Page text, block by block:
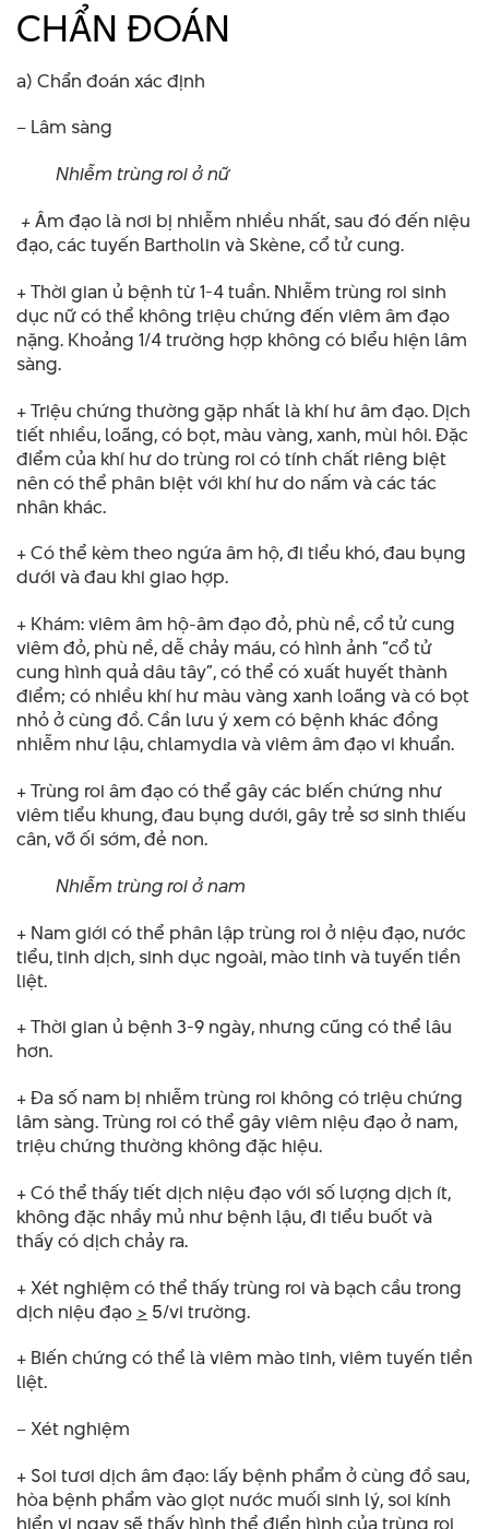
CHẨN ĐOÁN
a) Chẩn đoán xác định
– Lâm sàng
Nhiễm trùng roi ở nữ
+Âm đạo là nơi bị nhiễm nhiều nhất, sau đó đến niệu
đạo, các tuyến Bartholin và Skène, cổ tử cung.
+ Thời gian ủ bệnh từ 1-4 tuần. Nhiễm trùng roi sinh
dục nữ có thể không triệu chứng đến viêm âm đạo
nặng. Khoảng 1/4 trường hợp không có biểu hiện lâm
sàng.
+ Triệu chứng thường gặp nhất là khí hư âm đạo. Dịch
tiết nhiều, loãng, có bọt, màu vàng, xanh, mùi hôi. Đặc
điểm của khí hư do trùng roi có tính chất riêng biệt
nên có thể phân biệt với khí hư do nấm và các tác
nhân khác.
+ Có thể kèm theo ngứa âm hộ, đi tiểu khó, đau bụng
dưới và đau khi giao hợp.
+ Khám: viêm âm hộ-âm đạo đỏ, phù nề, cổ tử cung
viêm đỏ, phù nề, dễ chảy máu, có hình ảnh “cổ tử
cung hình quả dâu tây”, có thể có xuất huyết thành
điểm; có nhiều khí hư màu vàng xanh loãng và có bọt
nhỏ ở cùng đồ. Cần lưu ý xem có bệnh khác đồng
nhiễm như lậu, chlamydia và viêm âm đạo vi khuẩn.
+ Trùng roi âm đạo có thể gây các biến chứng như
viêm tiểu khung, đau bụng dưới, gây trẻ sơ sinh thiếu
cân, vỡ ối sớm, đẻ non.
Nhiễm trùng roi ở nam
+ Nam giới có thể phân lập trùng roi ở niệu đạo, nước
tiểu, tinh dịch, sinh dục ngoài, mào tinh và tuyến tiền
liệt.
+ Thời gian ủ bệnh 3-9 ngày, nhưng cũng có thể lâu
hơn.
+ Đa số nam bị nhiễm trùng roi không có triệu chứng
lâm sàng. Trùng roi có thể gây viêm niệu đạo ở nam,
triệu chứng thường không đặc hiệu.
+ Có thể thấy tiết dịch niệu đạo với số lượng dịch ít,
không đặc nhầy mủ như bệnh lậu, đi tiểu buốt và
thấy có dịch chảy ra.
+ Xét nghiệm có thể thấy trùng roi và bạch cầu trong
dịch niệu đạo > 5/vi trường.
+ Biến chứng có thể là viêm mào tinh, viêm tuyến tiền
liệt.
– Xét nghiệm
+ Soi tươi dịch âm đạo: lấy bệnh phẩm ở cùng đồ sau,
hòa bệnh phẩm vào giọt nước muối sinh lý, soi kính
hiển vi ngay sẽ thấy hình thể điển hình của trùng roi